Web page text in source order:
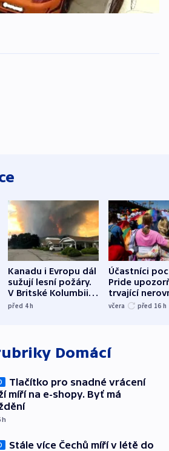
Kanadu i Evropu dál
sužují lesní požáry.
V Britské Kolumbii
evakuovali tisíce lidí
před 4h
Účastníci
Pride
trvající
včera před 16 h
Domácí
Tlačítko pro snadné vrácení
míří na e-shopy. Byť má
h
Stále více Čechů míří v létě do